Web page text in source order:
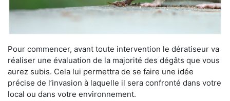
Pour commencer, avant toute intervention le dératiseur va
réaliser une évaluation de la majorité des dégâts que vous
aurez subis. Cela lui permettra de se faire une idée
précise de l’invasion à laquelle il sera confronté dans votre
local ou dans votre environnement.